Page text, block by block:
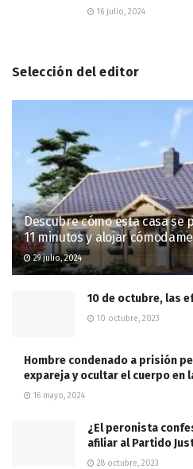
16 julio, 2024
Selección del editor
Descubre cómo esta casa se
11 minutos y alojar
29 julio, 2024
10 de octubre, las
10 octubre, 2023
Hombre condenado a prisión
expareja y ocultar el cuerpo en
16 mayo, 2024
¿El peronista
afiliar al Partido
28 octubre, 2023